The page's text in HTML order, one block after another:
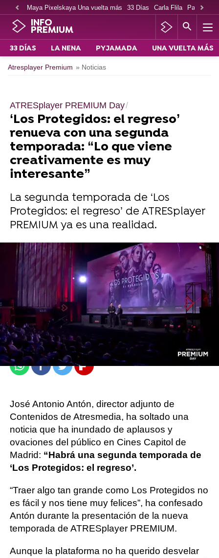
Maya Pixelskaya Una vuelta más 33 Días Carla Flila Paco
INFO
PREMIUM
33 DÍAS LA NENA PYJAMADA UNA VUELTA MÁS
Atresplayer Premium » Noticias
ATRESplayer PREMIUM Day
‘Los Protegidos: el regreso’
renueva con una segunda
temporada: “Lo que viene
creativamente es muy
interesante”
La segunda temporada de ‘Los
Protegidos: el regreso’ de ATRESplayer
PREMIUM ya es una realidad.
atresplayer
Madrid
Publicado: 13 de diciembre de 2021, 21:32
WhatsappFacebook
TwitterFlipboard
José Antonio Antón, director adjunto de
Contenidos de Atresmedia, ha soltado una
noticia que ha inundado de aplausos y
ovaciones del público en Cines Capitol de
Madrid: “Habrá una segunda temporada de
‘Los Protegidos: el regreso’.
“Traer algo tan grande como Los Protegidos no
es fácil y nos tiene muy felices”, ha confesado
Antón durante la presentación de la nueva
temporada de ATRESplayer PREMIUM.
Aunque la plataforma no ha querido desvelar